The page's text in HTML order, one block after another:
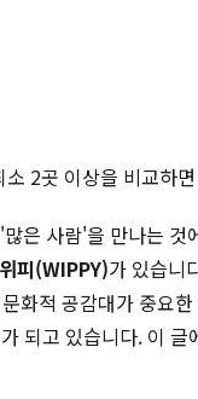
2곳 이상을 비교하
은 사람'을 만나는 것
위피(WIPPY)가 있습니
화적 공감대가 중요
되고 있습니다. 이